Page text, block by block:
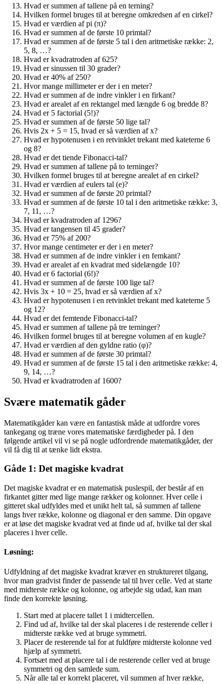
Hvad er summen af tallene på en terning?
Hvilken formel bruges til at beregne omkredsen af en cirkel?
Hvad er værdien af pi (π)?
Hvad er summen af de første 10 primtal?
Hvad er summen af de første 5 tal i den aritmetiske række: 2,
5, 8, …?
Hvad er kvadratroden af 625?
Hvad er sinussen til 30 grader?
Hvad er 40% af 250?
Hvor mange millimeter er der i en meter?
Hvad er summen af de indre vinkler i en firkant?
Hvad er arealet af en rektangel med længde 6 og bredde 8?
Hvad er 5 factorial (5!)?
Hvad er summen af de første 50 lige tal?
Hvis 2x + 5 = 15, hvad er så værdien af x?
Hvad er hypotenusen i en retvinklet trekant med kateterne 6
og 8?
Hvad er det tiende Fibonacci-tal?
Hvad er summen af tallene på to terninger?
Hvilken formel bruges til at beregne arealet af en cirkel?
Hvad er værdien af eulers tal (e)?
Hvad er summen af de første 20 primtal?
Hvad er summen af de første 10 tal i den aritmetiske række: 3,
7, 11, …?
Hvad er kvadratroden af 1296?
Hvad er tangensen til 45 grader?
Hvad er 75% af 200?
Hvor mange centimeter er der i en meter?
Hvad er summen af de indre vinkler i en femkant?
Hvad er arealet af en kvadrat med sidelængde 10?
Hvad er 6 factorial (6!)?
Hvad er summen af de første 100 lige tal?
Hvis 3x + 10 = 25, hvad er så værdien af x?
Hvad er hypotenusen i en retvinklet trekant med kateterne 5
og 12?
Hvad er det femtende Fibonacci-tal?
Hvad er summen af tallene på tre terninger?
Hvilken formel bruges til at beregne volumen af en kugle?
Hvad er værdien af den gyldne ratio (φ)?
Hvad er summen af de første 30 primtal?
Hvad er summen af de første 15 tal i den aritmetiske række: 4,
9, 14, …?
Hvad er kvadratroden af 1600?
Svære matematik gåder
Matematikgåder kan være en fantastisk måde at udfordre vores
tankegang og træne vores matematiske færdigheder på. I den
følgende artikel vil vi se på nogle udfordrende matematikgåder, der
vil få dig til at tænke lidt ekstra.
Gåde 1: Det magiske kvadrat
Det magiske kvadrat er en matematisk puslespil, der består af en
firkantet gitter med lige mange rækker og kolonner. Hver celle i
gitteret skal udfyldes med et unikt helt tal, så summen af tallene
langs hver række, kolonne og diagonal er den samme. Din opgave
er at løse det magiske kvadrat ved at finde ud af, hvilke tal der skal
placeres i hver celle.
Løsning:
Udfyldning af det magiske kvadrat kræver en struktureret tilgang,
hvor man gradvist finder de passende tal til hver celle. Ved at starte
med midterste række og kolonne, og arbejde sig udad, kan man
finde den korrekte løsning.
Start med at placere tallet 1 i midtercellen.
Find ud af, hvilke tal der skal placeres i de resterende celler i
midterste række ved at bruge symmetri.
Placer de resterende tal for at fuldføre midterste kolonne ved
hjælp af symmetri.
Fortsæt med at placere tal i de resterende celler ved at bruge
symmetri og den samlede sum.
Når alle tal er korrekt placeret, vil summen af hver række,